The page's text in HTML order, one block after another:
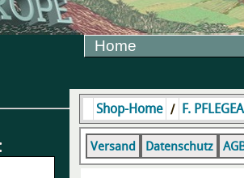
Home
Shop-Home / F.
Versand Datenschutz